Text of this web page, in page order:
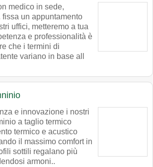
medico in sede,
un appuntamento
uffici, metteremo a tua
e professionalità è
che i termini di
variano in base all
e innovazione i nostri
a taglio termico
termico e acustico
il massimo comfort in
sottili regalano più
armoni..